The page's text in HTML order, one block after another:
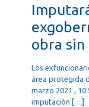
obra
Los
área protegida
marzo 2021 ,
imputación […]